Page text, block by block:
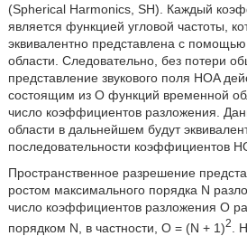
(Spherical Harmonics, SH). Каждый
является функцией угловой частоты,
эквивалентно представлена с
области. Следовательно, без потери
представление звукового поля HOA
состоящим из O функций временной
число коэффициентов разложения.
области в дальнейшем будут
последовательности коэффициентов
Пространственное разрешение
ростом максимального порядка N
число коэффициентов разложения O
порядком N, в частности, O = (N + 1)2
.